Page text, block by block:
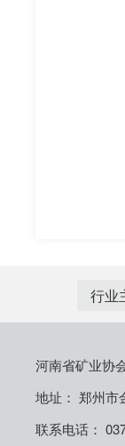
河南省矿业协
地址： 郑州市
联系电话：